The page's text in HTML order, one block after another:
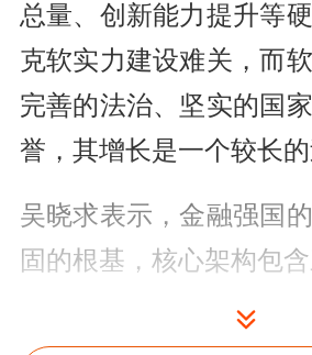
总量、创新能力提升等
克软实力建设难关，而
完善的法治、坚实的国
誉，其增长是一个较长的
吴晓求表示，金融强国
固的根基，核心架构包含
一是市场化。“市场化